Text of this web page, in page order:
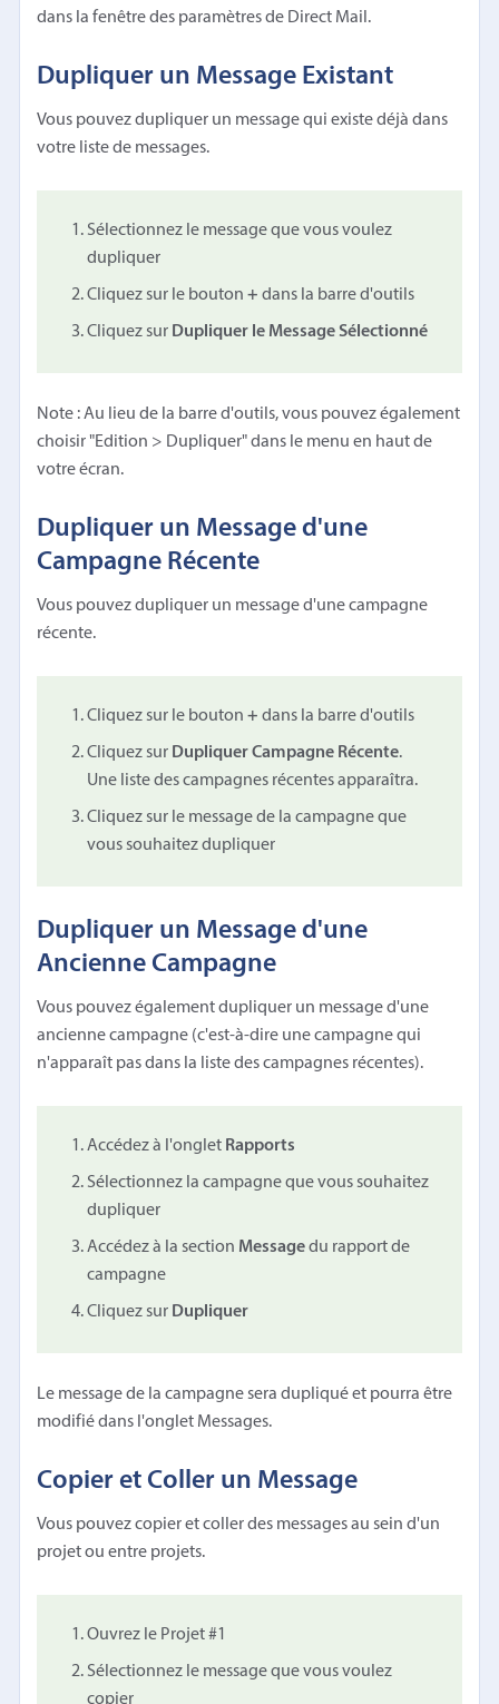
dans la fenêtre des paramètres de Direct Mail.
Dupliquer un Message Existant
Vous pouvez dupliquer un message qui existe déjà dans
votre liste de messages.
Sélectionnez le message que vous voulez
dupliquer
Cliquez sur le bouton+ dans la barre d'outils
Cliquez sur Dupliquer le Message Sélectionné
Note : Au lieu de la barre d'outils, vous pouvez également
choisir "Edition > Dupliquer" dans le menu en haut de
votre écran.
Dupliquer un Message d'une
Campagne Récente
Vous pouvez dupliquer un message d'une campagne
récente.
Cliquez sur le bouton+ dans la barre d'outils
Cliquez sur Dupliquer Campagne Récente.
Une liste des campagnes récentes apparaîtra.
Cliquez sur le message de la campagne que
vous souhaitez dupliquer
Dupliquer un Message d'une
Ancienne Campagne
Vous pouvez également dupliquer un message d'une
ancienne campagne (c'est-à-dire une campagne qui
n'apparaît pas dans la liste des campagnes récentes).
Accédez à l'onglet Rapports
Sélectionnez la campagne que vous souhaitez
dupliquer
Accédez à la section Messagedu rapport de
campagne
Cliquez sur Dupliquer
Le message de la campagne sera dupliqué et pourra être
modifié dans l'onglet Messages.
Copier et Coller un Message
Vous pouvez copier et coller des messages au sein d'un
projet ou entre projets.
Ouvrez le Projet #1
Sélectionnez le message que vous voulez
copier